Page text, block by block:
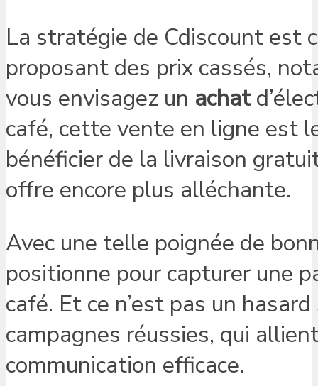
La stratégie de Cdiscount est
proposant des prix cassés,
vous envisagez un achat
café, cette vente en ligne est
bénéficier de la livraison
offre encore plus alléchante.
Avec une telle poignée de
positionne pour capturer une
café. Et ce n’est pas un
campagnes réussies, qui
communication efficace.